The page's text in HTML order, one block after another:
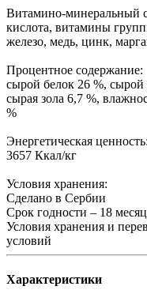
Витамино-минеральный
кислота, витамины
железо, медь, цинк,
Процентное содержание:
сырой белок 26 %, сырой
сырая зола 6,7 %,
%
Энергетическая ценность:
3657 Ккал/кг
Условия хранения:
Сделано в Cербии
Срок годности – 18
Условия хранения и
условий
Характеристики